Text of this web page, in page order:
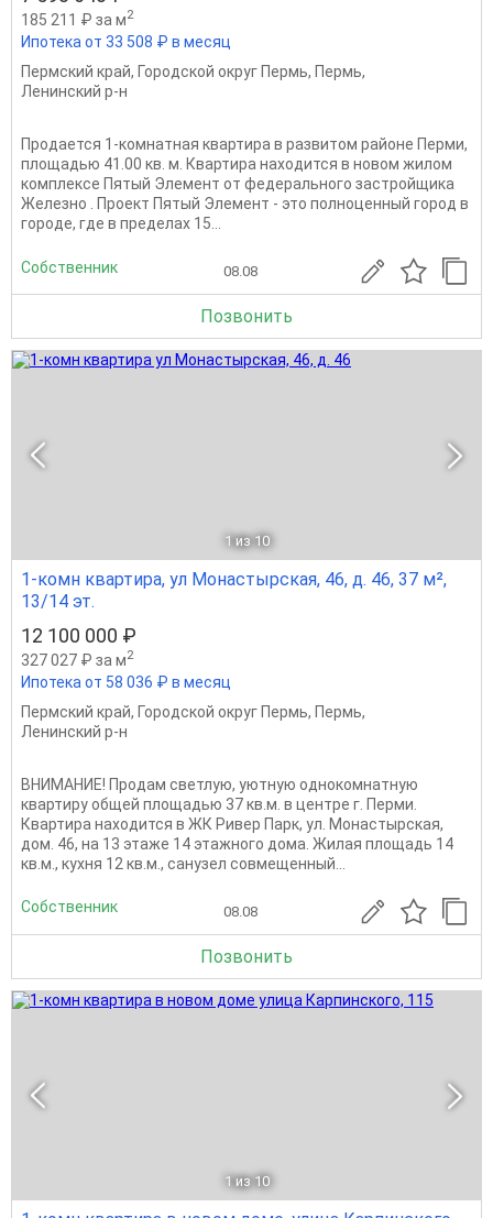
185 211 ₽ за м2
Ипотека от 33 508 ₽ в месяц
Пермский край, Городской округ Пермь, Пермь,
Ленинский р-н
Продается 1-комнатная квартира в развитом районе Перми,
площадью 41.00 кв. м. Квартира находится в новом жилом
комплексе Пятый Элемент от федерального застройщика
Железно . Проект Пятый Элемент - это полноценный город в
городе, где в пределах 15...
Собственник 08.08
Позвонить
1 из 10
1-комн квартира, ул Монастырская, 46, д. 46, 37 м²,
13/14 эт.
12 100 000 ₽
327 027 ₽ за м2
Ипотека от 58 036 ₽ в месяц
Пермский край, Городской округ Пермь, Пермь,
Ленинский р-н
ВНИМАНИЕ! Продам светлую, уютную однокомнатную
квартиру общей площадью 37 кв.м. в центре г. Перми.
Квартира находится в ЖК Ривер Парк, ул. Монастырская,
дом. 46, на 13 этаже 14 этажного дома. Жилая площадь 14
кв.м., кухня 12 кв.м., санузел совмещенный...
Собственник 08.08
Позвонить
1 из 10